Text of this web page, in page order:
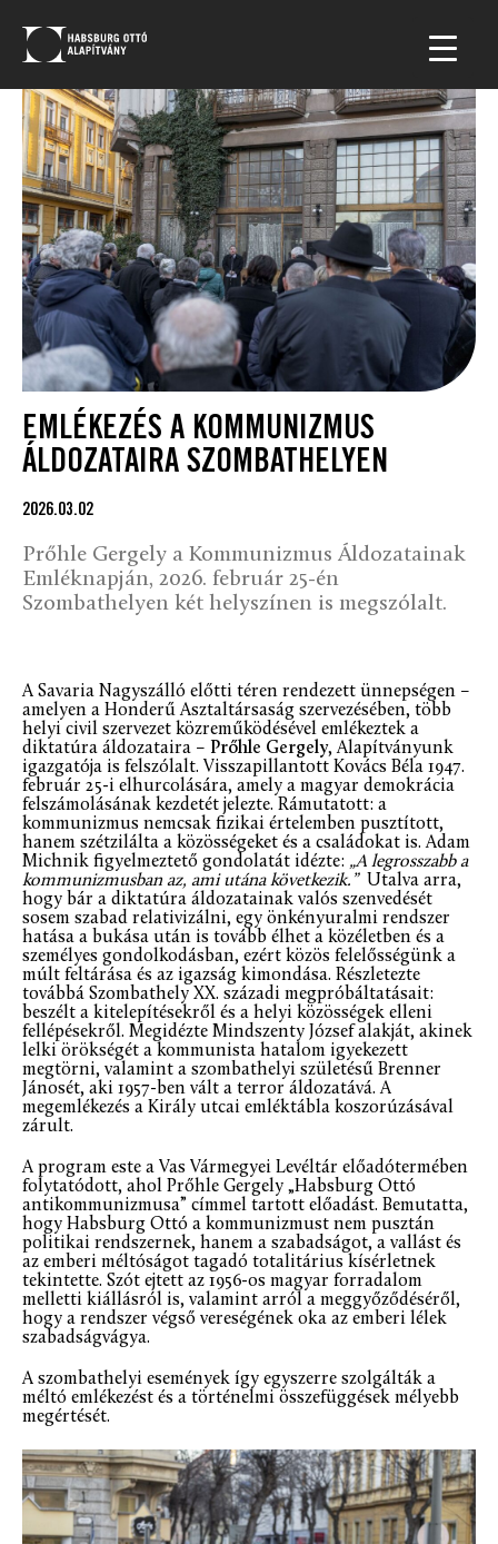
EMLÉKEZÉS A KOMMUNIZMUS
ÁLDOZATAIRA SZOMBATHELYEN
2026.03.02
Prőhle Gergely a Kommunizmus Áldozatainak
Emléknapján, 2026. február 25-én
Szombathelyen két helyszínen is megszólalt.
A Savaria Nagyszálló előtti téren rendezett ünnepségen –
amelyen a Honderű Asztaltársaság szervezésében, több
helyi civil szervezet közreműködésével emlékeztek a
diktatúra áldozataira – Prőhle Gergely, Alapítványunk
igazgatója is felszólalt. Visszapillantott Kovács Béla 1947.
február 25-i elhurcolására, amely a magyar demokrácia
felszámolásának kezdetét jelezte. Rámutatott: a
kommunizmus nemcsak fizikai értelemben pusztított,
hanem szétzilálta a közösségeket és a családokat is. Adam
Michnik figyelmeztető gondolatát idézte: „A legrosszabb a
kommunizmusban az, ami utána következik.”Utalva arra,
hogy bár a diktatúra áldozatainak valós szenvedését
sosem szabad relativizálni, egy önkényuralmi rendszer
hatása a bukása után is tovább élhet a közéletben és a
személyes gondolkodásban, ezért közös felelősségünk a
múlt feltárása és az igazság kimondása. Részletezte
továbbá Szombathely XX. századi megpróbáltatásait:
beszélt a kitelepítésekről és a helyi közösségek elleni
fellépésekről. Megidézte Mindszenty József alakját, akinek
lelki örökségét a kommunista hatalom igyekezett
megtörni, valamint a szombathelyi születésű Brenner
Jánosét, aki 1957-ben vált a terror áldozatává. A
megemlékezés a Király utcai emléktábla koszorúzásával
zárult.
A program este a Vas Vármegyei Levéltár előadótermében
folytatódott, ahol Prőhle Gergely „Habsburg Ottó
antikommunizmusa” címmel tartott előadást. Bemutatta,
hogy Habsburg Ottó a kommunizmust nem pusztán
politikai rendszernek, hanem a szabadságot, a vallást és
az emberi méltóságot tagadó totalitárius kísérletnek
tekintette. Szót ejtett az 1956-os magyar forradalom
melletti kiállásról is, valamint arról a meggyőződéséről,
hogy a rendszer végső vereségének oka az emberi lélek
szabadságvágya.
A szombathelyi események így egyszerre szolgálták a
méltó emlékezést és a történelmi összefüggések mélyebb
megértését.